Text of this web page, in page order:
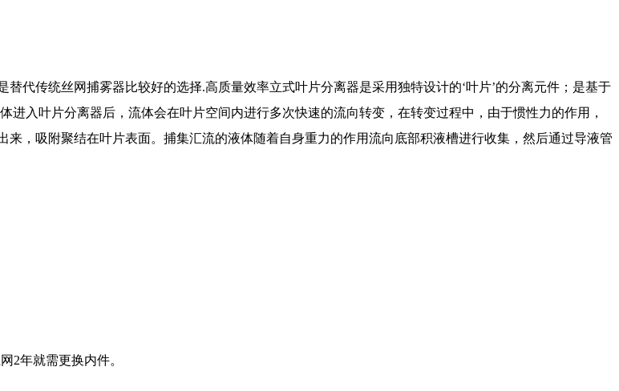
代传统丝网捕雾器比较好的选择.高质量效率立式叶片分离器是采用独特设计的‘叶片’的分离元件；是基于
入叶片分离器后，流体会在叶片空间内进行多次快速的流向转变，在转变过程中，由于惯性力的作用，
，吸附聚结在叶片表面。捕集汇流的液体随着自身重力的作用流向底部积液槽进行收集，然后通过导液管
2年就需更换内件。